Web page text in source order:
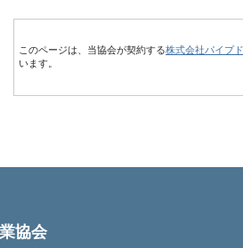
このページは、当協会が契約する株式会社パイプ
います。
協会